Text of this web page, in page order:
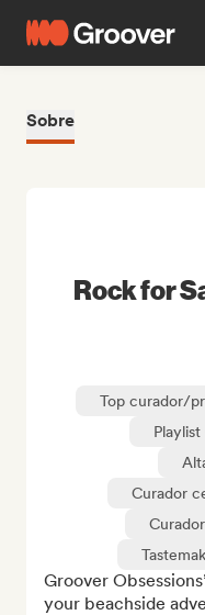
Sobre
Rock for
Top curador/
Curador
Groover
your beachside